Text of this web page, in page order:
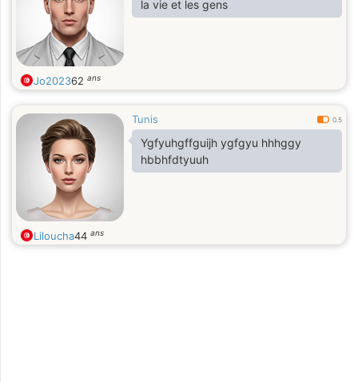
la vie et les gens
Jo202362 ans
Tunis 0.5
Ygfyuhgffguijh ygfgyu hhhggy
hbbhfdtyuuh
Liloucha44 ans